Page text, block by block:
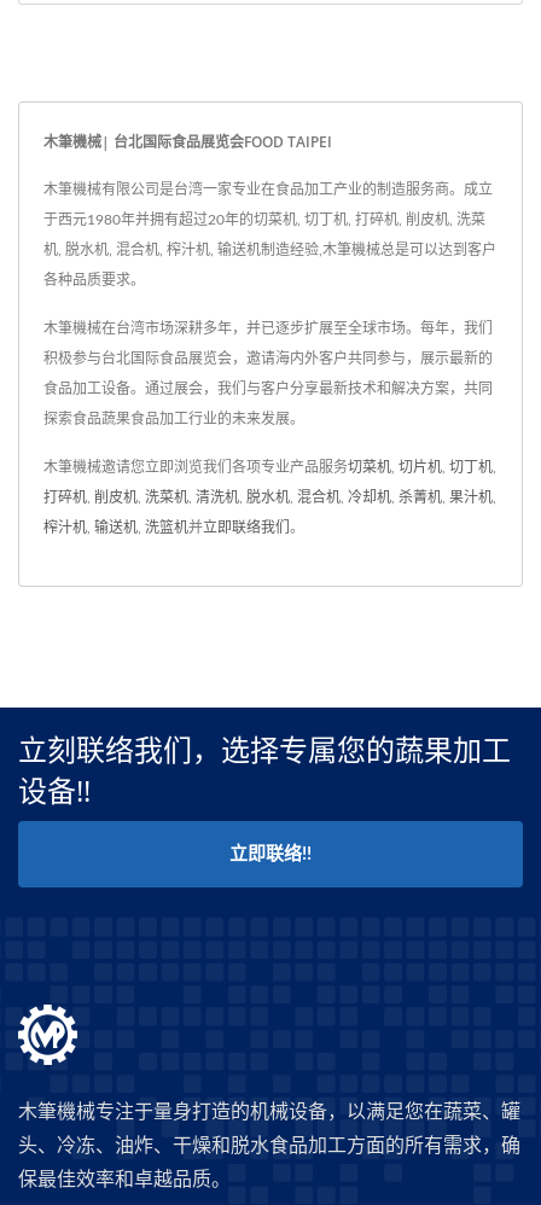
木筆機械| 台北国际食品展览会FOOD TAIPEI
木筆機械有限公司是台湾一家专业在食品加工产业的制造服务商。成立
于西元1980年并拥有超过20年的切菜机, 切丁机, 打碎机, 削皮机, 洗菜
机, 脱水机, 混合机, 榨汁机, 输送机制造经验,木筆機械总是可以达到客户
各种品质要求。
木筆機械在台湾市场深耕多年，并已逐步扩展至全球市场。每年，我们
积极参与台北国际食品展览会，邀请海内外客户共同参与，展示最新的
食品加工设备。通过展会，我们与客户分享最新技术和解决方案，共同
探索食品蔬果食品加工行业的未来发展。
木筆機械邀请您立即浏览我们各项专业产品服务切菜机, 切片机, 切丁机,
打碎机, 削皮机, 洗菜机, 清洗机, 脱水机, 混合机, 冷却机, 杀菁机, 果汁机,
榨汁机, 输送机, 洗篮机并立即联络我们 。
立刻联络我们，选择专属您的蔬果加工
设备!!
立即联络!!
木筆機械专注于量身打造的机械设备，以满足您在蔬菜、罐
头、冷冻、油炸、干燥和脱水食品加工方面的所有需求，确
保最佳效率和卓越品质。